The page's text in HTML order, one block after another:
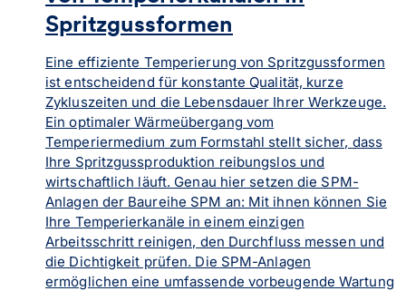
Spritzgussformen
Eine effiziente Temperierung von Spritzgussformen
ist entscheidend für konstante Qualität, kurze
Zykluszeiten und die Lebensdauer Ihrer Werkzeuge.
Ein optimaler Wärmeübergang vom
Temperiermedium zum Formstahl stellt sicher, dass
Ihre Spritzgussproduktion reibungslos und
wirtschaftlich läuft. Genau hier setzen die SPM-
Anlagen der Baureihe SPM an: Mit ihnen können Sie
Ihre Temperierkanäle in einem einzigen
Arbeitsschritt reinigen, den Durchfluss messen und
die Dichtigkeit prüfen. Die SPM-Anlagen
ermöglichen eine umfassende vorbeugende Wartung